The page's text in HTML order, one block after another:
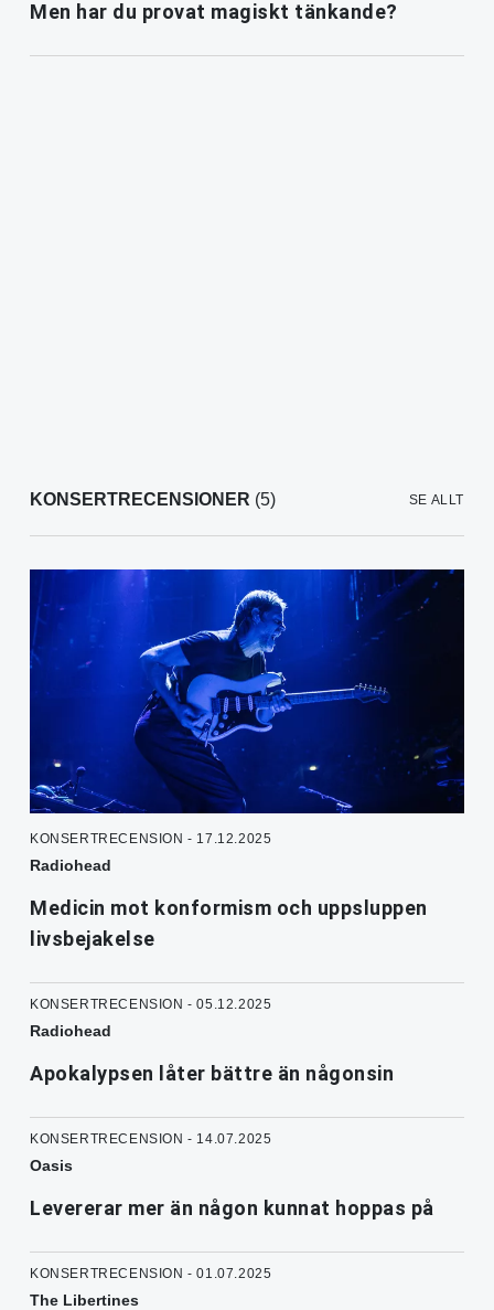
Men har du provat magiskt tänkande?
KONSERTRECENSIONER (5) SE ALLT
KONSERTRECENSION - 17.12.2025
Radiohead
Medicin mot konformism och uppsluppen
livsbejakelse
KONSERTRECENSION - 05.12.2025
Radiohead
Apokalypsen låter bättre än någonsin
KONSERTRECENSION - 14.07.2025
Oasis
Levererar mer än någon kunnat hoppas på
KONSERTRECENSION - 01.07.2025
The Libertines